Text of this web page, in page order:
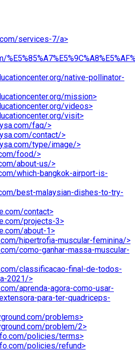
services-7/a>
native-pollinator-
mission>
videos>
visit>
faq/>
contact/>
type/image/>
food/>
about-us/>
which-bangkok-airport-is-
best-malaysian-dishes-to-try-
contact>
projects-3>
about-1>
hipertrofia-muscular-feminina/>
como-ganhar-massa-muscular-
classificacao-final-de-todos-
2021/>
aprenda-agora-como-usar-
para-ter-quadriceps-
problems>
problem/2>
policies/terms>
policies/refund>